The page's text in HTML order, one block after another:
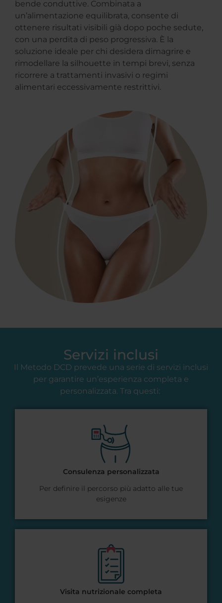
bende conduttive. Combinata a
un’alimentazione equilibrata, consente di
ottenere risultati visibili già dopo poche sedute,
con una perdita di peso progressiva. È la
soluzione ideale per chi desidera dimagrire e
rimodellare la silhouette in tempi brevi, senza
ricorrere a trattamenti invasivi o regimi
alimentari eccessivamente restrittivi.
Servizi inclusi
Il Metodo DCD prevede una serie di servizi inclusi
per garantire un’esperienza completa e
personalizzata. Tra questi:
Consulenza personalizzata
Per definire il percorso più adatto alle tue
esigenze
Visita nutrizionale completa